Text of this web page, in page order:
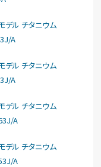
ル チタニウム
A
ル チタニウム
A
ル チタニウム
A
ル チタニウム
A